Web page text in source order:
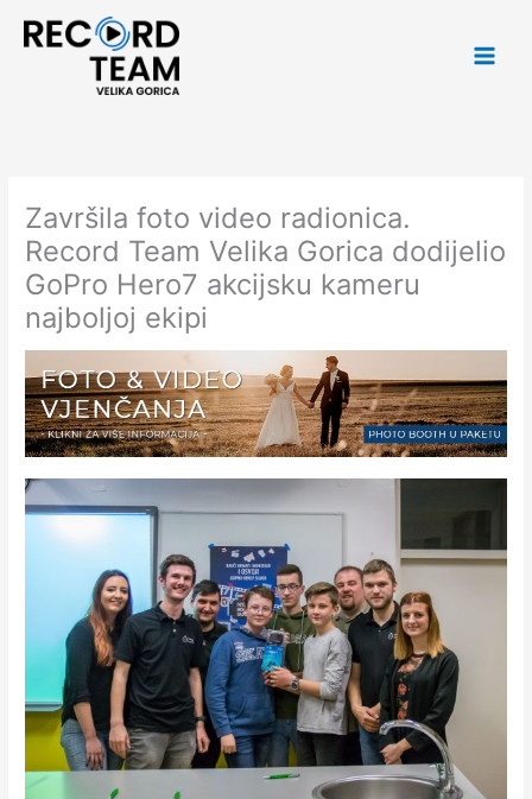
Završila foto video radionica.
Record Team Velika Gorica dodijelio
GoPro Hero7 akcijsku kameru
najboljoj ekipi